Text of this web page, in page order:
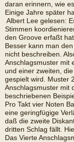
daran erinnern, wie
Einige Jahre später
 Albert Lee
Stimmen
den Groove erfaßt
Besser kann man den
nicht beschreiben.
Anschlagsmuster mit
und einer zweiten,
gespielt wird. Muster
Anschlagsmuster mit
beschriebenen
Pro Takt vier Noten
eine geringfügige
daß die zweite
dritten Schlag fällt.
Das Vierte